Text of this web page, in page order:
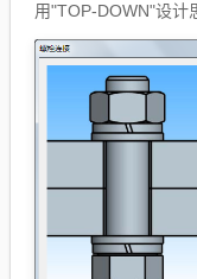
用"TOP-DOWN"设计